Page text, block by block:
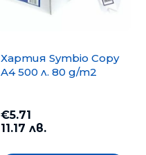
Хартия Symbio Copy
A4 500 л. 80 g/m2
€5.71
11.17 лв.